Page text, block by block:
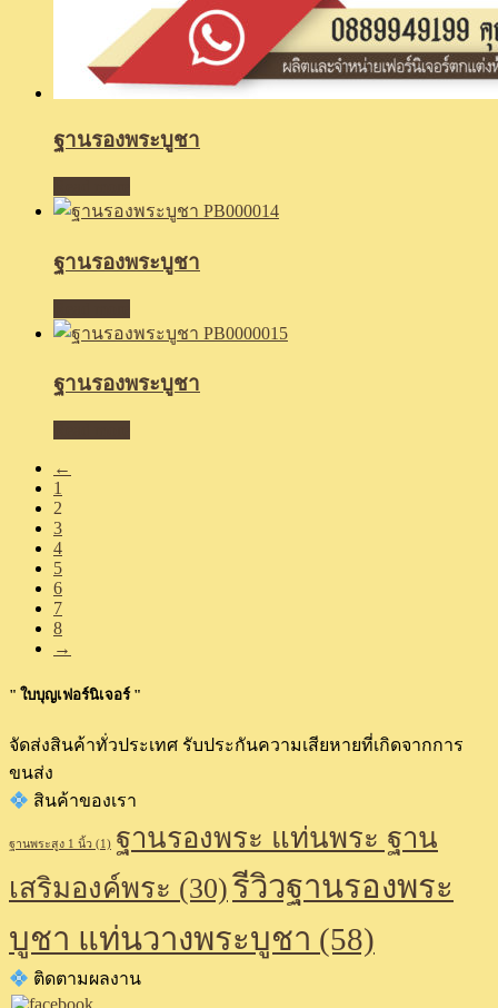
ฐานรองพระบูชา
ฐานรองพระบูชา
ฐานรองพระบูชา
←
1
2
3
4
5
6
7
8
→
" ใบบุญเฟอร์นิเจอร์ "
จัดส่งสินค้าทั่วประเทศ รับประกันความเสียหายที่เกิดจากการ
ขนส่ง
สินค้าของเรา
ฐานพระสูง 1 นิ้ว (1) ฐานรองพระ แท่นพระ ฐาน
เสริมองค์พระ (30)รีวิวฐานรองพระ
บูชา แท่นวางพระบูชา (58)
ติดตามผลงาน